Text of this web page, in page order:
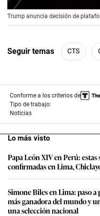
Trump anuncia decisión de
Seguir temas CTS
Conforme a los criterios de
Tipo de trabajo:
Noticias
Lo más visto
Papa León XIV en Perú:
confirmadas en Lima,
Simone Biles en Lima: paso a
más ganadora del mundo y
una selección nacional